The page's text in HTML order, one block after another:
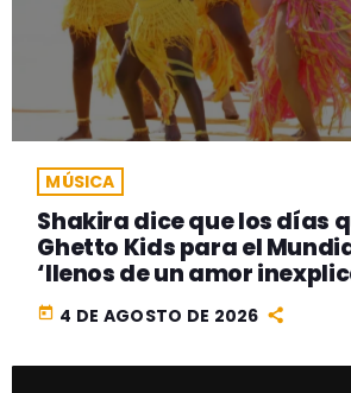
MÚSICA
Shakira dice que los días
Ghetto Kids para el
‘llenos de un amor
today 4 DE AGOSTO DE 2026